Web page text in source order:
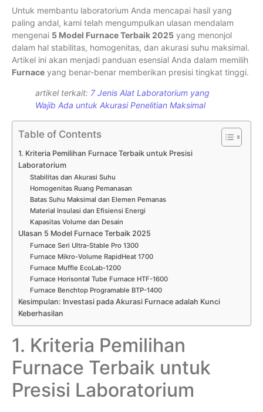
Untuk membantu laboratorium Anda mencapai hasil yang
paling andal, kami telah mengumpulkan ulasan mendalam
mengenai 5 Model Furnace Terbaik 2025 yang menonjol
dalam hal stabilitas, homogenitas, dan akurasi suhu maksimal.
Artikel ini akan menjadi panduan esensial Anda dalam memilih
Furnace yang benar-benar memberikan presisi tingkat tinggi.
artikel terkait: 7 Jenis Alat Laboratorium yang
Wajib Ada untuk Akurasi Penelitian Maksimal
Table of Contents
1. Kriteria Pemilihan Furnace Terbaik untuk Presisi
Laboratorium
Stabilitas dan Akurasi Suhu
Homogenitas Ruang Pemanasan
Batas Suhu Maksimal dan Elemen Pemanas
Material Insulasi dan Efisiensi Energi
Kapasitas Volume dan Desain
Ulasan 5 Model Furnace Terbaik 2025
Furnace Seri Ultra-Stable Pro 1300
Furnace Mikro-Volume RapidHeat 1700
Furnace Muffle EcoLab-1200
Furnace Horisontal Tube Furnace HTF-1600
Furnace Benchtop Programable BTP-1400
Kesimpulan: Investasi pada Akurasi Furnace adalah Kunci
Keberhasilan
1. Kriteria Pemilihan
Furnace Terbaik untuk
Presisi Laboratorium